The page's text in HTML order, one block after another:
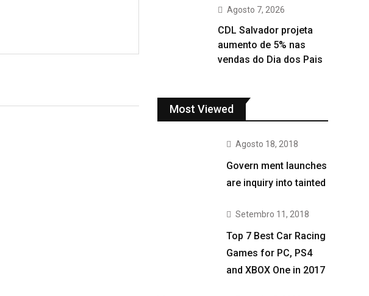
Agosto 7, 2026
CDL Salvador projeta
aumento de 5% nas
vendas do Dia dos Pais
Most Viewed
Agosto 18, 2018
Govern ment launches
are inquiry into tainted
Setembro 11, 2018
Top 7 Best Car Racing
Games for PC, PS4
and XBOX One in 2017